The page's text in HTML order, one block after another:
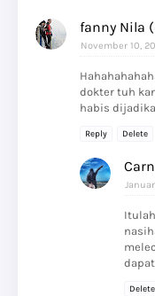
fanny Nila
November 10,
dokter tuh
habis
Reply Delete
Delete